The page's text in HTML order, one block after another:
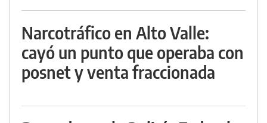
Narcotráfico en Alto Valle:
cayó un punto que operaba con
posnet y venta fraccionada